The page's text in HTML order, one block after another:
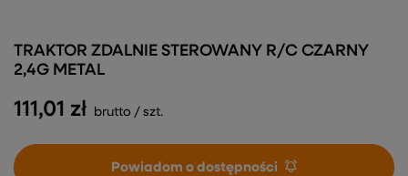
111,01 zł brutto / szt.
Powiadom o dostępności
TRAKTOR ZDALNIE STEROWANY R/C CZARNY
2,4G METAL